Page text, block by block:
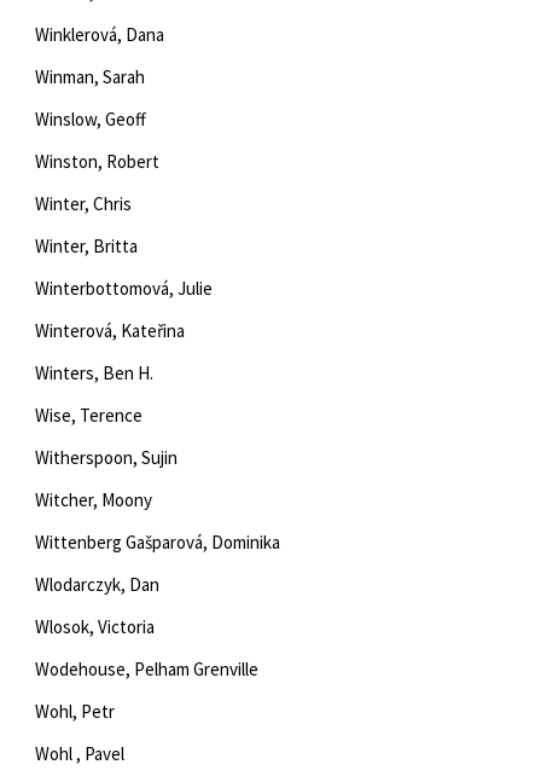
Winklerová, Dana
Winman, Sarah
Winslow, Geoff
Winston, Robert
Winter, Chris
Winter, Britta
Winterbottomová, Julie
Winterová, Kateřina
Winters, Ben H.
Wise, Terence
Witherspoon, Sujin
Witcher, Moony
Wittenberg Gašparová, Dominika
Wlodarczyk, Dan
Wlosok, Victoria
Wodehouse, Pelham Grenville
Wohl, Petr
Wohl , Pavel